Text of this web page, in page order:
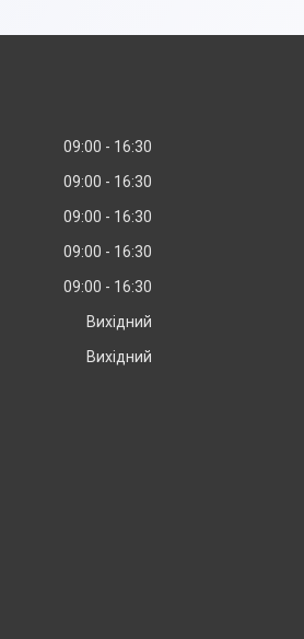
09:00
16:30
09:00
16:30
09:00
16:30
09:00
16:30
09:00
16:30
Вихідний
Вихідний